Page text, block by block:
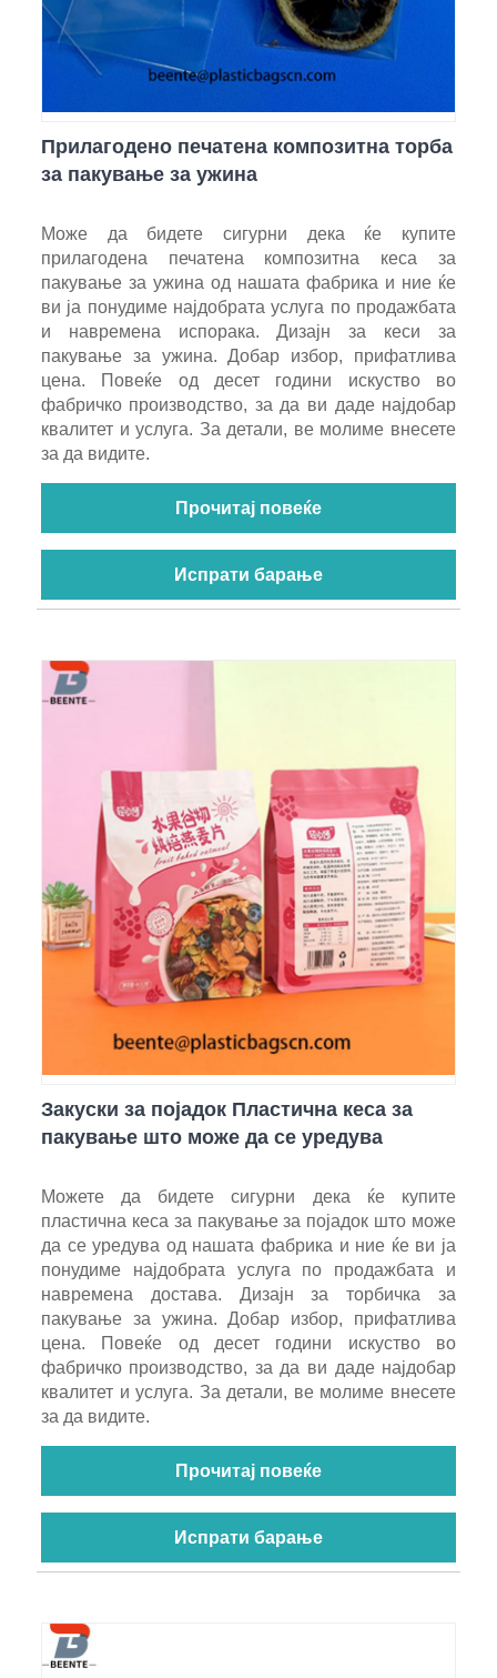
Прилагодено печатена композитна торба
за пакување за ужина
Може да бидете сигурни дека ќе купите
прилагодена печатена композитна кеса за
пакување за ужина од нашата фабрика и ние ќе
ви ја понудиме најдобрата услуга по продажбата
и навремена испорака. Дизајн за кеси за
пакување за ужина. Добар избор, прифатлива
цена. Повеќе од десет години искуство во
фабричко производство, за да ви даде најдобар
квалитет и услуга. За детали, ве молиме внесете
за да видите.
Прочитај повеќе
Испрати барање
Закуски за појадок Пластична кеса за
пакување што може да се уредува
Можете да бидете сигурни дека ќе купите
пластична кеса за пакување за појадок што може
да се уредува од нашата фабрика и ние ќе ви ја
понудиме најдобрата услуга по продажбата и
навремена достава. Дизајн за торбичка за
пакување за ужина. Добар избор, прифатлива
цена. Повеќе од десет години искуство во
фабричко производство, за да ви даде најдобар
квалитет и услуга. За детали, ве молиме внесете
за да видите.
Прочитај повеќе
Испрати барање